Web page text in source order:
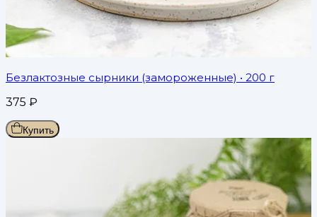
Безлактозные сырники (замороженные) • 200 г
375 ₽
Купить